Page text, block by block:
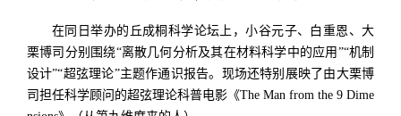
在同日举办的丘成桐科学论坛上，小谷元子、白重恩、大
栗博司分别围绕“离散几何分析及其在材料科学中的应用”“机制
设计”“超弦理论”主题作通识报告。现场还特别展映了由大栗博
司担任科学顾问的超弦理论科普电影《The Man from the 9 Dime